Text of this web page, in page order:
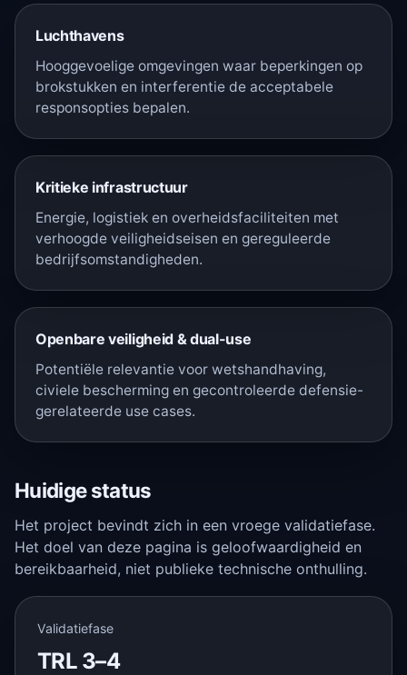
Luchthavens
Hooggevoelige omgevingen waar beperkingen op
brokstukken en interferentie de acceptabele
responsopties bepalen.
Kritieke infrastructuur
Energie, logistiek en overheidsfaciliteiten met
verhoogde veiligheidseisen en gereguleerde
bedrijfsomstandigheden.
Openbare veiligheid & dual-use
Potentiële relevantie voor wetshandhaving,
civiele bescherming en gecontroleerde defensie-
gerelateerde use cases.
Huidige status
Het project bevindt zich in een vroege validatiefase.
Het doel van deze pagina is geloofwaardigheid en
bereikbaarheid, niet publieke technische onthulling.
Validatiefase
TRL 3–4